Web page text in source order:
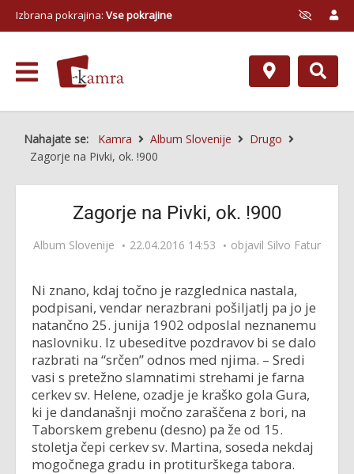
Izbrana pokrajina: Vse pokrajine
Nahajate se: Kamra Album Slovenije
Drugo
Zagorje na Pivki, ok. !900
Zagorje na Pivki, ok. !900
Album Slovenije 22.04.2016 14:53 objavil Silvo Fatur
Ni znano, kdaj točno je razglednica nastala,
podpisani, vendar nerazbrani pošiljatlj pa jo je
natančno 25. junija 1902 odposlal neznanemu
naslovniku. Iz ubeseditve pozdravov bi se dalo
razbrati na “srčen” odnos med njima. – Sredi
vasi s pretežno slamnatimi strehami je farna
cerkev sv. Helene, ozadje je kraško gola Gura,
ki je dandanašnji močno zaraščena z bori, na
Taborskem grebenu (desno) pa že od 15.
stoletja čepi cerkev sv. Martina, soseda nekdaj
mogočnega gradu in protiturškega tabora.